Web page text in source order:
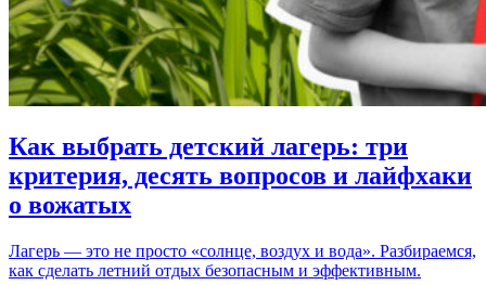
Как выбрать детский лагерь: три
критерия, десять вопросов и лайфхаки
о вожатых
Лагерь — это не просто «солнце, воздух и вода». Разбираемся,
как сделать летний отдых безопасным и эффективным.